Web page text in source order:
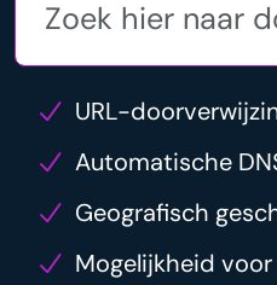
URL-
Automatische
Geografisch
Mogelijkheid